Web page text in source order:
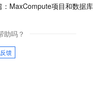
MaxCompute项目和数据库
助吗？
反馈